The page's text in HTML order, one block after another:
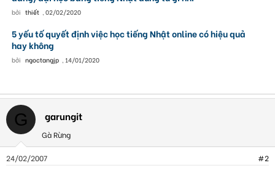
bởi thiết , 02/02/2020
5 yếu tố quyết định việc học tiếng Nhật online có hiệu quả
hay không
bởi ngoctangjp , 14/01/2020
G garungit
Gà Rừng
24/02/2007 #2